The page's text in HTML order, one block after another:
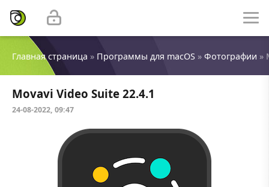
Главная страница » Программы для macOS » Фотографии »
Movavi Video Suite 22.4.1
24-08-2022, 09:47